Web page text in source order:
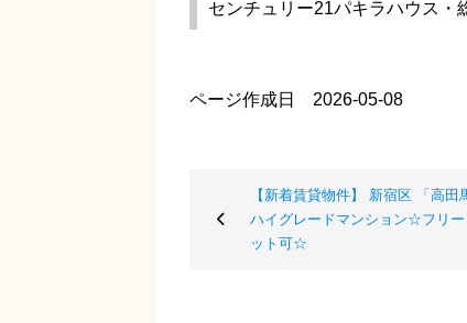
センチュリー21パキラハウス・
ページ作成日 2026-05-08
【新着賃貸物件】 新宿区 「高
ハイグレードマンション☆フリ
ット可☆